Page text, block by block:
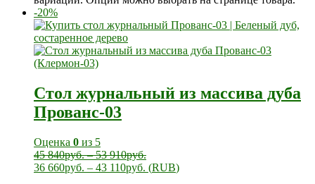
-20%
Стол журнальный из массива дуба
Прованс-03
Оценка 0 из 5
45 840руб.–53 910руб.
36 660руб. – 43 110руб. (RUB)